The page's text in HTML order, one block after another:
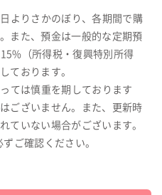
よりさかのぼり、各期間で購
また、預金は一般的な定期預
（所得税・復興特別所得
ております。
ては慎重を期しております
ございません。また、更新時
ていない場合がございます。
ご確認ください。